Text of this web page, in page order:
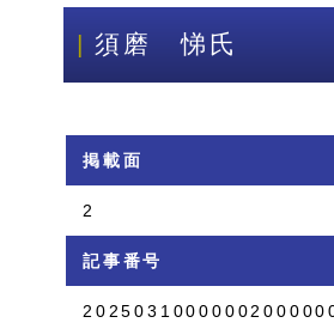
須磨 悌氏
掲載面
2
記事番号